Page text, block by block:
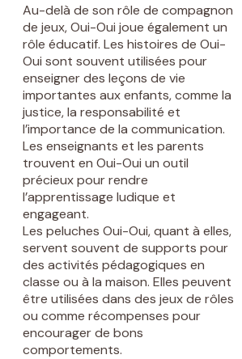
Au-delà de son rôle de compagnon
de jeux, Oui-Oui joue également un
rôle éducatif. Les histoires de Oui-
Oui sont souvent utilisées pour
enseigner des leçons de vie
importantes aux enfants, comme la
justice, la responsabilité et
l’importance de la communication.
Les enseignants et les parents
trouvent en Oui-Oui un outil
précieux pour rendre
l’apprentissage ludique et
engageant.
Les peluches Oui-Oui, quant à elles,
servent souvent de supports pour
des activités pédagogiques en
classe ou à la maison. Elles peuvent
être utilisées dans des jeux de rôles
ou comme récompenses pour
encourager de bons
comportements.